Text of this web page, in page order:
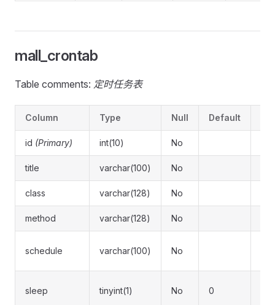
mall_crontab
Table comments: 定时任务表
Column Type Null Default
id (Primary) int(10) No
title varchar(100) No
class varchar(128) No
method varchar(128) No
schedule varchar(100) No
sleep tinyint(1) No 0